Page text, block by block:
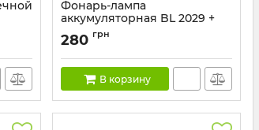
Фонарь-лампа
аккумуляторная BL 2029 +
SOLAR на солнечной
батарее
Артикул:BL_2029
280 грн
В корзину